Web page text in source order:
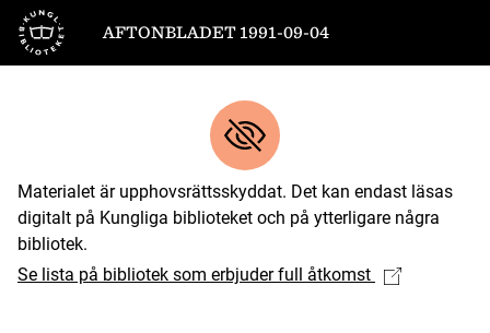
Till startsidan
AFTONBLADET 1991-09-04
Materialet är upphovsrättsskyddat. Det kan endast läsas
digitalt på Kungliga biblioteket och på ytterligare några
bibliotek.
Se lista på bibliotek som erbjuder full åtkomst